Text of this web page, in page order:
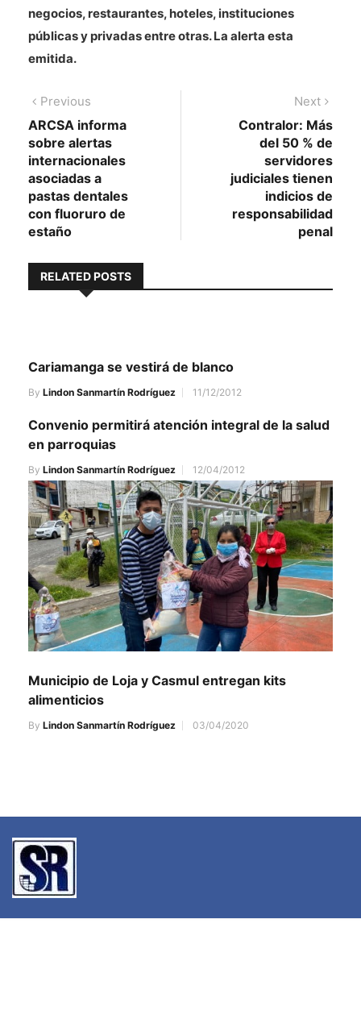
negocios, restaurantes, hoteles, instituciones
públicas y privadas entre otras. La alerta esta
emitida.
Navegación
de
entradas
Previous
post:
ARCSA informa
sobre alertas
internacionales
asociadas a
pastas dentales
con fluoruro de
estaño
Next
Contralor: Más
del 50 % de
servidores
judiciales tienen
indicios de
responsabilidad
penal
RELATED POSTS
Cariamanga se vestirá de blanco
By Lindon Sanmartín Rodríguez 11/12/2012
Convenio permitirá atención integral de la salud
en parroquias
By Lindon Sanmartín Rodríguez 12/04/2012
Municipio de Loja y Casmul entregan kits
alimenticios
By Lindon Sanmartín Rodríguez 03/04/2020